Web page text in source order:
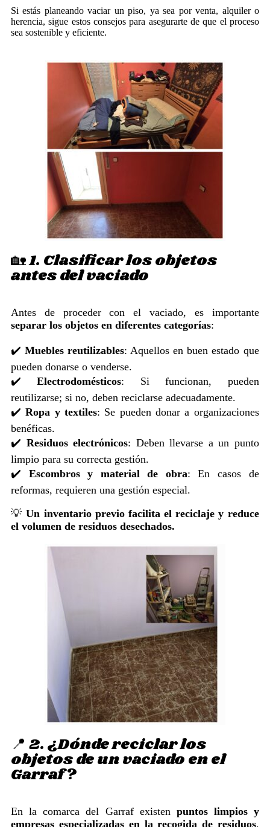
Si estás planeando vaciar un piso, ya sea por venta, alquiler o
herencia, sigue estos consejos para asegurarte de que el proceso
sea sostenible y eficiente.
🏡 1. Clasificar los objetos
antes del vaciado
Antes de proceder con el vaciado, es importante
separar los objetos en diferentes categorías:
✔️Muebles reutilizables: Aquellos en buen estado que
pueden donarse o venderse.
✔️Electrodomésticos: Si funcionan, pueden
reutilizarse; si no, deben reciclarse adecuadamente.
✔️Ropa y textiles: Se pueden donar a organizaciones
benéficas.
✔️ Residuos electrónicos: Deben llevarse a un punto
limpio para su correcta gestión.
✔️ Escombros y material de obra: En casos de
reformas, requieren una gestión especial.
💡Un inventario previo facilita el reciclaje y reduce
el volumen de residuos desechados.
📍 2. ¿Dónde reciclar los
objetos de un vaciado en el
Garraf?
En la comarca del Garraf existen puntos limpios y
empresas especializadas en la recogida de residuos.